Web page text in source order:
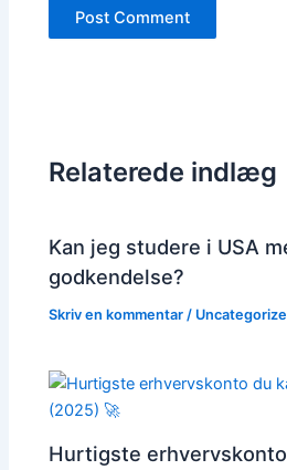
Relaterede indlæg
Kan jeg studere i USA
godkendelse?
Skriv en kommentar /
Hurtigste